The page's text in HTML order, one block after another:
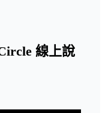
線上說